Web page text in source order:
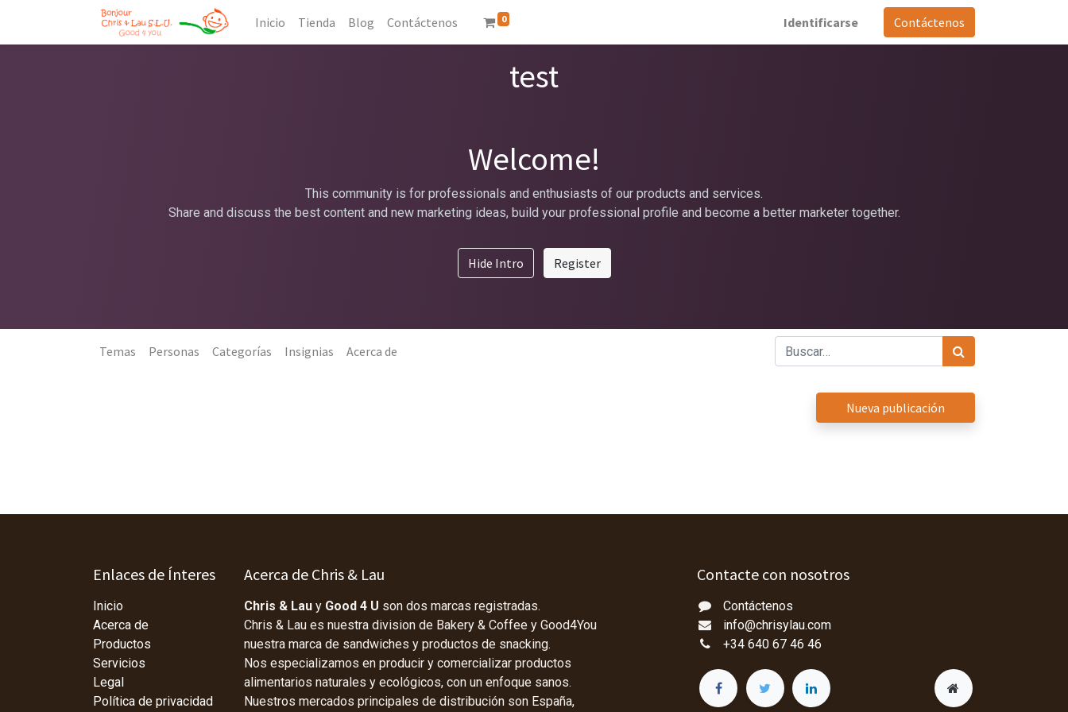
Inicio Tienda Blog Contáctenos 0 Identificarse Contáctenos
test
Welcome!
This community is for professionals and enthusiasts of our products and services.
Share and discuss the best content and new marketing ideas, build your professional profile and become a better marketer together.
Hide Intro Register
Temas Personas Categorías Insignias Acerca de
Nueva publicación
Enlaces de Ínteres
Inicio
Acerca de
Productos
Servicios
Legal
Política de privacidad
Acerca de Chris & Lau
Chris & Lau y Good 4 U son dos marcas registradas.
Chris & Lau es nuestra division de Bakery & Coffee y Good4You
nuestra marca de sandwiches y productos de snacking.
Nos especializamos en producir y comercializar productos
alimentarios naturales y ecológicos, con un enfoque sanos.
Nuestros mercados principales de distribución son España,
Contacte con nosotros
Contáctenos
info@chrisylau.com
+34 640 67 46 46